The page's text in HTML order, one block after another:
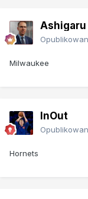
Ashigaru
Milwaukee
InOut
Hornets